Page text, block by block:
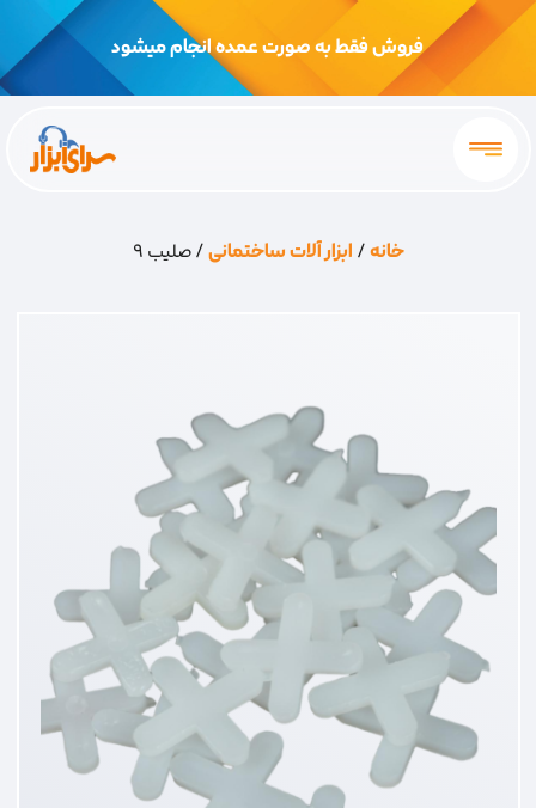
فروش فقط به صورت عمده انجام میشود
خانه/ابزار آلات ساختمانی/ صلیب 9